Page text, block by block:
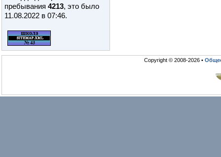
пребывания 4213, это было
11.08.2022 в 07:46.
Copyright © 2008-2026 •